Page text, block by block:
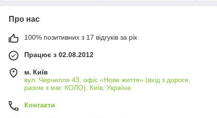
Про нас
100% позитивних з 17 відгуків за рік
Працює з 02.08.2012
м. Київ
вул. Черчилля 43, офіс «Нове життя» (вхід з дороги,
разом з маг. КОЛО), Київ, Україна
Контакти